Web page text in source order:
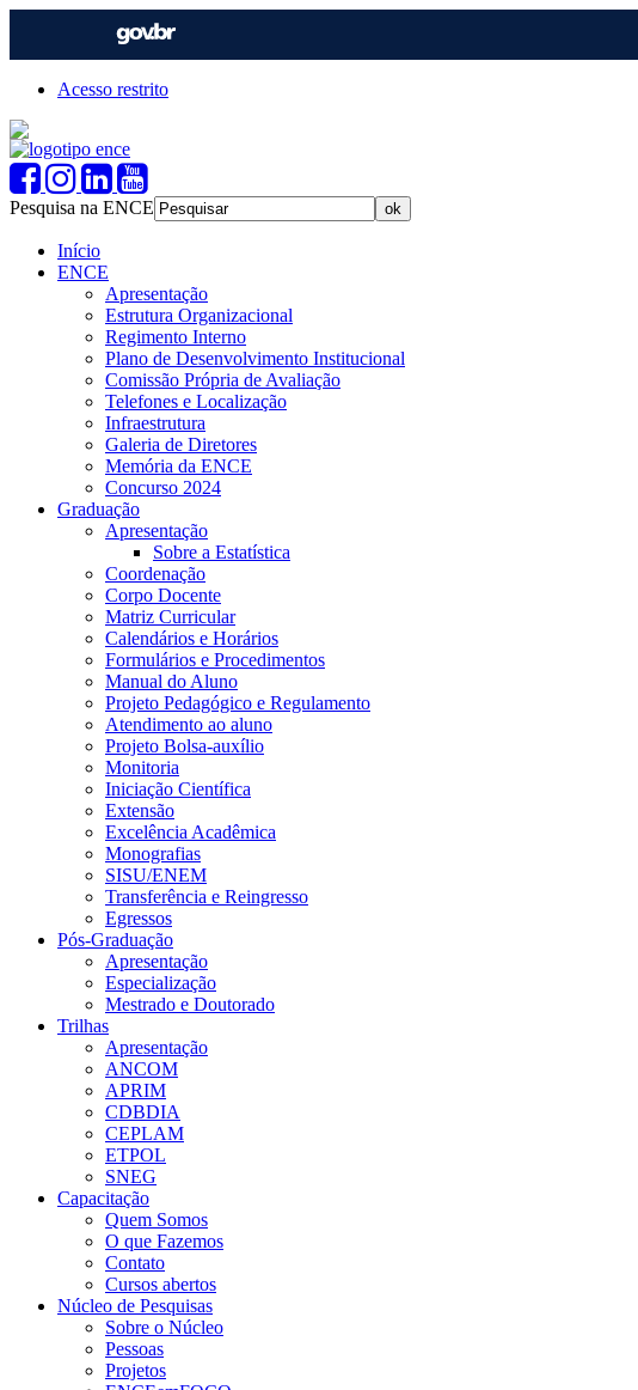
Acesso restrito
Pesquisa na ENCE
Início
ENCE
Apresentação
Estrutura Organizacional
Regimento Interno
Plano de Desenvolvimento Institucional
Comissão Própria de Avaliação
Telefones e Localização
Infraestrutura
Galeria de Diretores
Memória da ENCE
Concurso 2024
Graduação
Apresentação
Sobre a Estatística
Coordenação
Corpo Docente
Matriz Curricular
Calendários e Horários
Formulários e Procedimentos
Manual do Aluno
Projeto Pedagógico e Regulamento
Atendimento ao aluno
Projeto Bolsa-auxílio
Monitoria
Iniciação Científica
Extensão
Excelência Acadêmica
Monografias
SISU/ENEM
Transferência e Reingresso
Egressos
Pós-Graduação
Apresentação
Especialização
Mestrado e Doutorado
Trilhas
Apresentação
ANCOM
APRIM
CDBDIA
CEPLAM
ETPOL
SNEG
Capacitação
Quem Somos
O que Fazemos
Contato
Cursos abertos
Núcleo de Pesquisas
Sobre o Núcleo
Pessoas
Projetos